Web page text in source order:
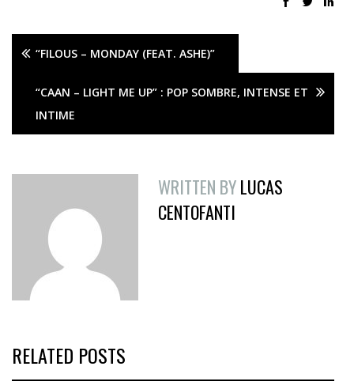
“FILOUS – MONDAY (FEAT. ASHE)”
“CAAN – LIGHT ME UP” : POP SOMBRE, INTENSE ET
INTIME
WRITTEN BYLUCAS
CENTOFANTI
RELATED POSTS